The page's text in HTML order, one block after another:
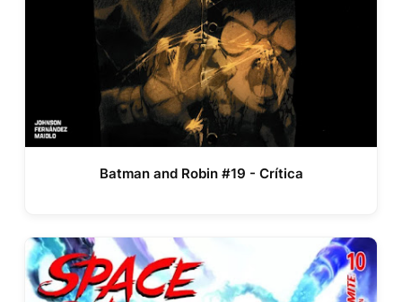
Batman and Robin #19 - Crítica